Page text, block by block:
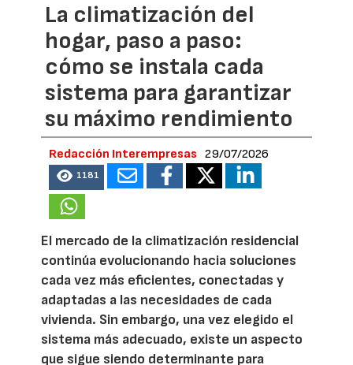
La climatización del
hogar, paso a paso:
cómo se instala cada
sistema para garantizar
su máximo rendimiento
Redacción Interempresas 29/07/2026
1181
El mercado de la climatización residencial
continúa evolucionando hacia soluciones
cada vez más eficientes, conectadas y
adaptadas a las necesidades de cada
vivienda. Sin embargo, una vez elegido el
sistema más adecuado, existe un aspecto
que sigue siendo determinante para